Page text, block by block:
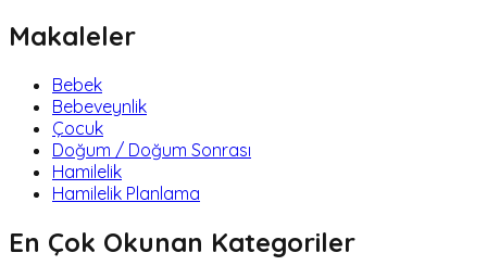
Makaleler
Bebek
Bebeveynlik
Çocuk
Doğum / Doğum Sonrası
Hamilelik
Hamilelik Planlama
En Çok Okunan Kategoriler